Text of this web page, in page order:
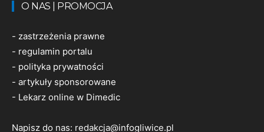
O NAS | PROMOCJA
- zastrzeżenia prawne
- regulamin portalu
- polityka prywatności
- artykuły sponsorowane
- Lekarz online w Dimedic
Napisz do nas: redakcja@infogliwice.pl